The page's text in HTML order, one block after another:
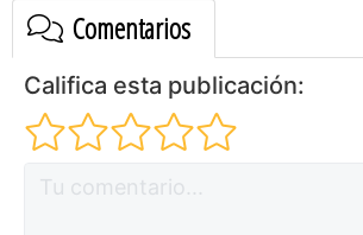
Comentarios
Califica esta publicación: